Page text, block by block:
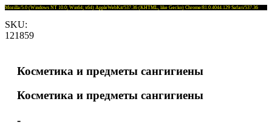
Mozilla/5.0 (Windows NT 10.0; Win64; x64) AppleWebKit/537.36 (KHTML, like Gecko) Chrome/81.0.4044.129 Safari/537.36
SKU:
121859
Косметика и предметы сангигиены
Косметика и предметы сангигиены
-